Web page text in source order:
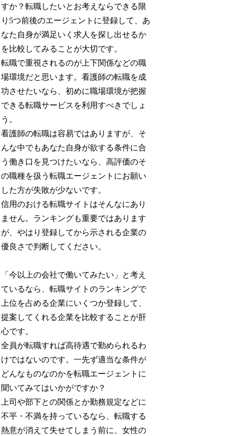
すか？転職したいとお考えならできる限
り5つ前後のエージェントに登録して、あ
なた自身が満足いく求人を探し出せるか
を比較してみることが大切です。
転職で重視されるのが上下関係などの職
場環境だと思います。看護師の転職を成
功させたいなら、初めに職場環境が把握
できる転職サービスを利用すべきでしょ
う。
看護師の転職は容易ではありますが、そ
んな中でもあなた自身が欲する条件に合
う働き口を見つけたいなら、高評価のそ
の職種を扱う転職エージェントにお願い
した方が失敗が少ないです。
信用のおける転職サイトはそんなにあり
ません。ランキングも重要ではあります
が、やはり登録してから示される企業の
優良さで判断してください。
「今以上の会社で働いてみたい」と考え
ているなら、転職サイトのランキングで
上位を占める企業にいくつか登録して、
提案してくれる企業を比較することが肝
心です。
全員が転職すれば高待遇で勤められるわ
けではないのです。一先ず適当な条件が
どんなものなのかを転職エージェントに
聞いてみてはいかがですか？
上司や部下との関係とか勤務規定などに
不平・不満を持っているなら、転職する
熱意が消えて失せてしまう前に、女性の